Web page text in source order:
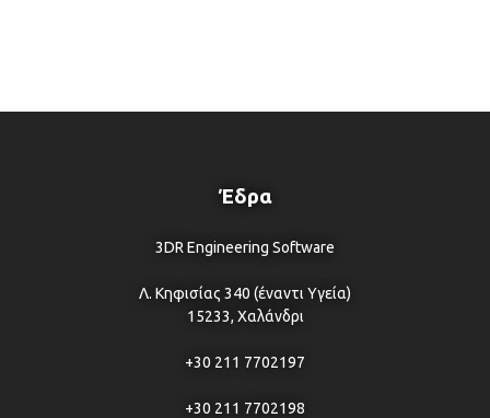
Έδρα
3DR Engineering Software
Λ. Κηφισίας 340 (έναντι Υγεία)
15233, Χαλάνδρι
+30 211 7702197
+30 211 7702198